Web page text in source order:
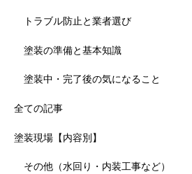
トラブル防止と業者選び
塗装の準備と基本知識
塗装中・完了後の気になること
全ての記事
塗装現場【内容別】
その他（水回り・内装工事など）